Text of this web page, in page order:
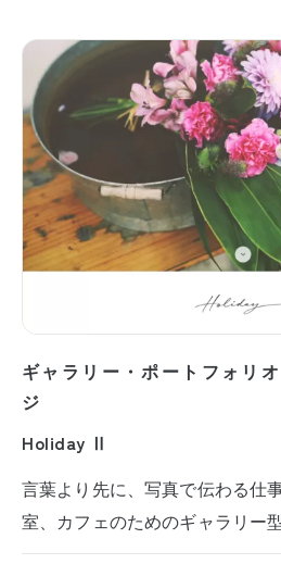
ギャラリー・ポートフォリオ
ジ
Holiday Ⅱ
言葉より先に、写真で伝わる仕
室、カフェのためのギャラリー